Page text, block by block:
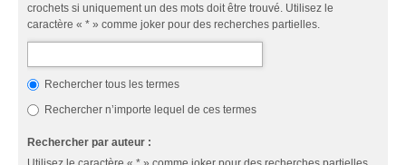
crochets si uniquement un des mots doit être trouvé. Utilisez le
caractère « * » comme joker pour des recherches partielles.
Rechercher tous les termes
Rechercher n’importe lequel de ces termes
Rechercher par auteur :